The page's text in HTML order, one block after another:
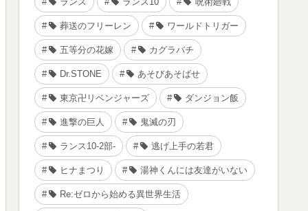
葬送のフリーレン ワールドトリガー
五等分の花嫁 カグラバチ
Dr.STONE あそびあそばせ
東京卍リベンジャーズ ダンジョン飯
進撃の巨人 鬼滅の刃
ランス10-2部- 逃げ上手の若君
ヒナまつり 湯神くんには友達がいない
Re:ゼロから始める異世界生活